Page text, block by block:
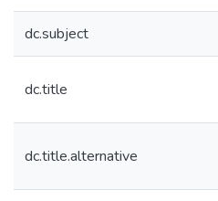
dc.subject
dc.title
dc.title.alternative